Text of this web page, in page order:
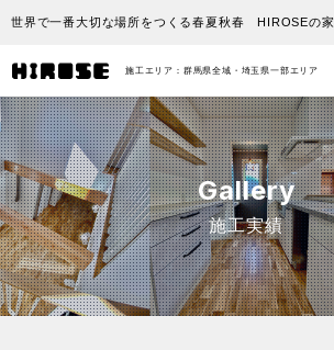
世界で一番大切な場所をつくる春夏秋春 HIROSEの家
施工エリア：群馬県全域・埼玉県一部エリア
Gallery
施工実績